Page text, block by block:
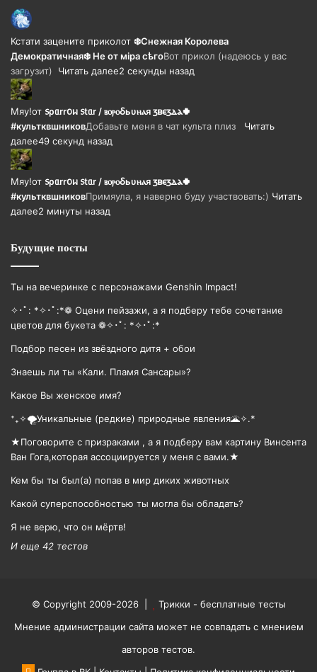
Кстати зацените приколот ❄️Снежная Королева
Демократичная❄️ Не от мiра сѣгоВот прикол (надеюсь у вас
загрузит) Читать далее2 секунды назад
Мяу!от ᥉ρᥲrr𐔖ᥕ ᥉tᥲr / ⲃⲟⲣⲟⳝьυⲏⲁя ⳅⲃⲉⳅⲇⲁ🍀
#культквшниковДобавьте меня в чат культа плиз Читать
далее49 секунд назад
Мяу!от ᥉ρᥲrr𐔖ᥕ ᥉tᥲr / ⲃⲟⲣⲟⳝьυⲏⲁя ⳅⲃⲉⳅⲇⲁ🍀
#культквшниковПримяула, я наверно буду участвовать:) Читать
далее2 минуты назад
Будущие посты
Ты на вечеринке с персонажами Genshin Impact!
✧･ﾟ: *✧･ﾟ:*❁ Оцени пейзажи, а я подберу тебе сочетание
цветов для букета ❁✧･ﾟ: *✧･ﾟ:*
Подбор песен из звёздного дитя + обои
Знаешь ли ты «Кали. Пламя Сансары»?
Какое Вы женское имя?
⁺₊✧🌪️Уникальные (редкие) природные явления🌋✧.*
★Поговорите с призраками , а я подберу вам картину Винсента
Ван Гога,которая ассоциируется у меня с вами.★
Кем бы ты был(а) попав в мир диких животных
Какой суперспособностью ты могла бы обладать?
Я не верю, что он мёртв!
И еще 42 тестов
© Copyright 2009-2026 |
Трикки - бесплатные тесты
Мнение администрации сайта может не совпадать с мнением
авторов тестов.